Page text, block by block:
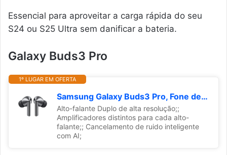
Essencial para aproveitar a carga rápida do seu
S24 ou S25 Ultra sem danificar a bateria.
Galaxy Buds3 Pro
1º LUGAR EM OFERTA
Samsung Galaxy Buds3 Pro, Fone de Ouvido sem fio, Cancelamento de Ruído Inteligente, Galaxy AI - Cinza
Alto-falante Duplo de alta resolução;;
Amplificadores distintos para cada alto-
falante;; Cancelamento de ruido inteligente
com AI;